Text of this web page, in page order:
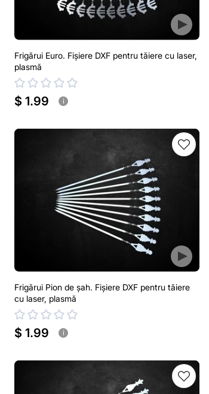
Frigărui Euro. Fișiere DXF pentru tăiere cu laser,
plasmă
$ 1.99 i
Frigărui Pion de șah. Fișiere DXF pentru tăiere
cu laser, plasmă
$ 1.99 i